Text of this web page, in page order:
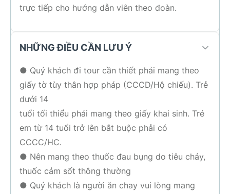
trực tiếp cho hướng dẫn viên theo đoàn.
NHỮNG ĐIỀU CẦN LƯU Ý
● Quý khách đi tour cần thiết phải mang theo
giấy tờ tùy thân hợp pháp (CCCD/Hộ chiếu). Trẻ
dưới 14
tuổi tối thiểu phải mang theo giấy khai sinh. Trẻ
em từ 14 tuổi trở lên bắt buộc phải có
CCCC/HC.
● Nên mang theo thuốc đau bụng do tiêu chảy,
thuốc cảm sốt thông thường
● Quý khách là người ăn chay vui lòng mang